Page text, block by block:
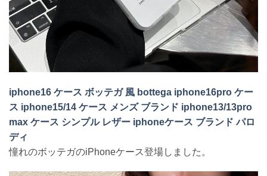
iphone16 ケース ボッテガ 風 bottega iphone16pro ケー
ス iphone15/14 ケース メンズ ブランド iphone13/13pro
max ケース シンプル レザー iphoneケース ブランド パロ
ディ
憧れのボッテガのiPhoneケース登場しました。